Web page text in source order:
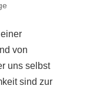
von
uns selbst
sind zur